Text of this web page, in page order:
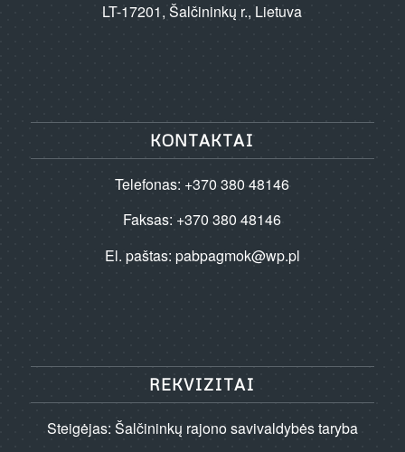
LT-17201, Šalčininkų r., Lietuva
KONTAKTAI
Telefonas: +370 380 48146
Faksas: +370 380 48146
El. paštas: pabpagmok@wp.pl
REKVIZITAI
Steigėjas: Šalčininkų rajono savivaldybės taryba